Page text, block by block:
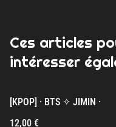
Ces articles
intéresser
[KPOP] · BTS ✧ JIMIN ·
12,00 €